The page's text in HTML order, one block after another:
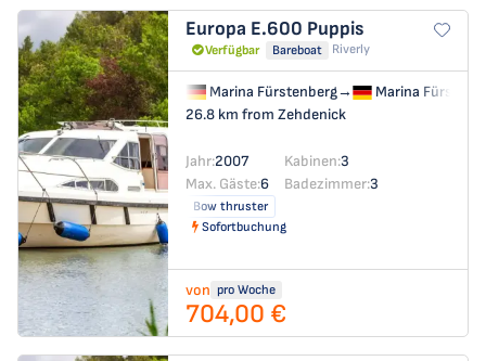
Europa E.600 Puppis
Verfügbar Bareboat Riverly
Marina Fürstenberg→
Marina
26.8 km from Zehdenick
Jahr:2007 Kabinen:3
Max. Gäste:6 Badezimmer:3
Bow thruster
Sofortbuchung
von pro Woche
704,00 €